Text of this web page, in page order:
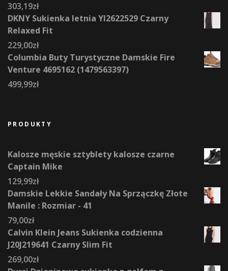
303,19zł
DKNY Sukienka letnia YI2622529 Czarny
Relaxed Fit
229,00zł
Columbia Buty Turystyczne Damskie Fire
Venture 4695162 (1479563397)
499,99zł
PRODUKTY
Kalosze męskie sztyblety kalosze czarne
Captain Mike
129,99zł
Damskie Lekkie Sandały Na Sprzączkę Złote
Manile : Rozmiar - 41
79,00zł
Calvin Klein Jeans Sukienka codzienna
J20J219641 Czarny Slim Fit
269,00zł